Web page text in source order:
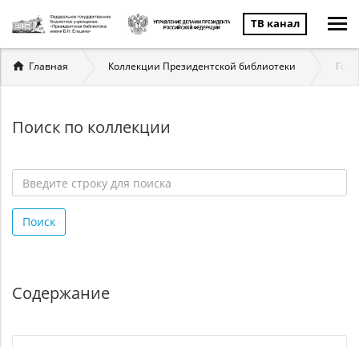
ТВ канал
Вы
здесь
Главная Коллекции Президентской библиотеки
Поиск по коллекции
строку
для
Поиск
Содержание